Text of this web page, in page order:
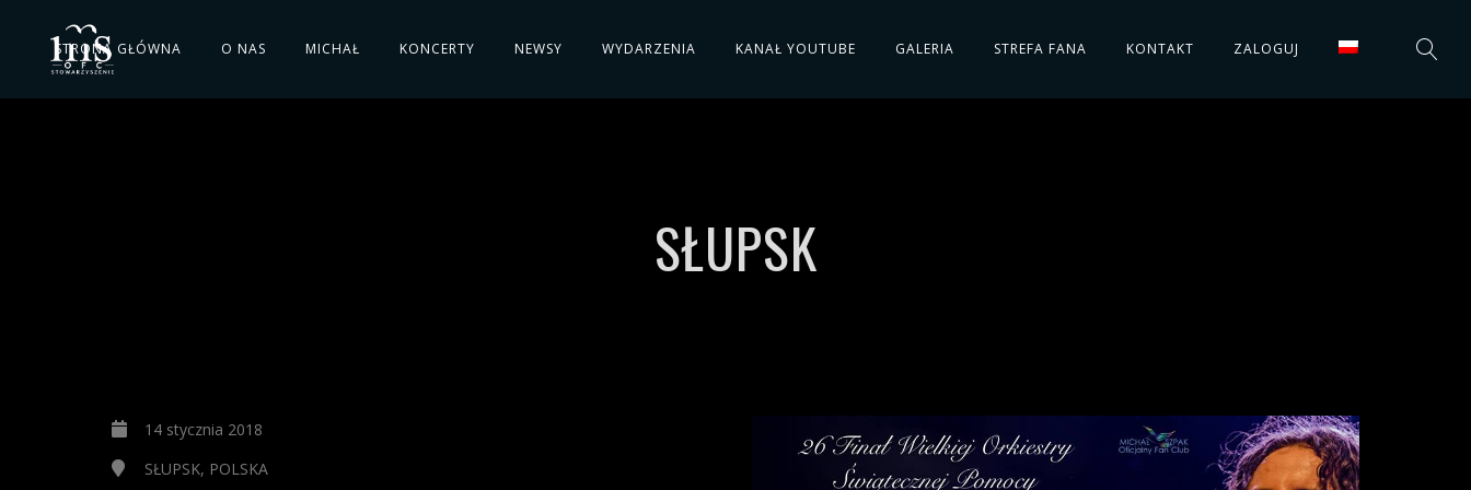
STRONA GŁÓWNA O NAS MICHAŁ KONCERTY NEWSY WYDARZENIA KANAŁ YOUTUBE GALERIA STREFA FANA KONTAKT ZALOGUJ
SŁUPSK
14 stycznia 2018
SŁUPSK, POLSKA